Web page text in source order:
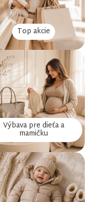
Top akcie
Výbava pre dieťa a
mamičku